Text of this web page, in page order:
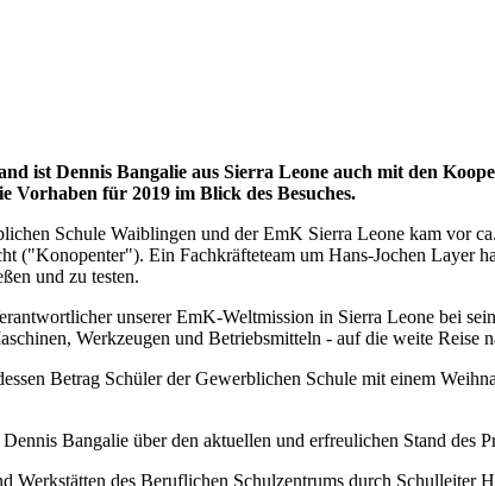
ist Dennis Bangalie aus Sierra Leone auch mit den
Vorhaben für 2019 im Blick des Besuches.
Schule Waiblingen und der EmK Sierra Leone kam vor
("Konopenter"). Ein Fachkräfteteam um Hans-Jochen Layer
und zu testen.
unserer EmK-Weltmission in Sierra Leone bei
Werkzeugen und Betriebsmitteln - auf die weite
Betrag Schüler der Gewerblichen Schule mit einem
Bangalie über den aktuellen und erfreulichen Stand des
Werkstätten des Beruflichen Schulzentrums durch Schulleiter